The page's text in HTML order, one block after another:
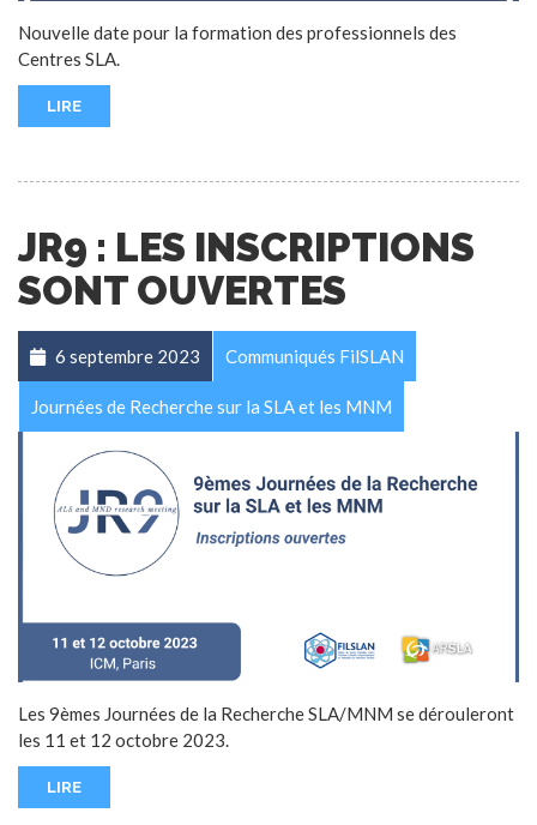
Nouvelle date pour la formation des professionnels des
Centres SLA.
LIRE
JR9 : LES INSCRIPTIONS
SONT OUVERTES
6 septembre 2023 Communiqués FilSLAN
Journées de Recherche sur la SLA et les MNM
Les 9èmes Journées de la Recherche SLA/MNM se dérouleront
les 11 et 12 octobre 2023.
LIRE